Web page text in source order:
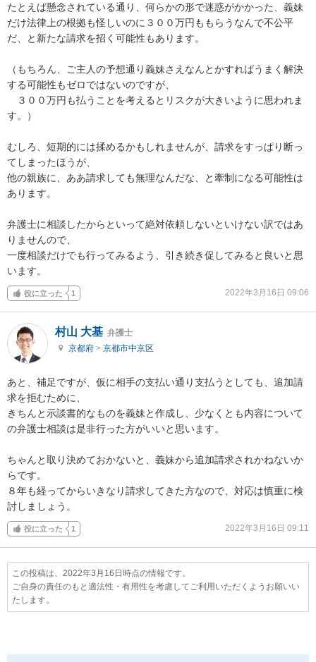
たとえば懸念されている通り、何らかの形で迷惑がかかった、義妹
だけ法律上の根拠も怪しいのに３００万円ももらうなんで不公平
だ、と新たな請求を招く可能性もあります。
（もちろん、ご主人の予想通り義妹さえなんとかすればうまく解決
する可能性もゼロではないのですが、
３００万円も払うことを考えるとリスクが大きいように思われま
す。）
むしろ、短期的には揉めるかもしれませんが、請求をすっぱり断っ
てしまったほうが、
他の親族に、ああ請求しても無理なんだな、と牽制になる可能性は
あります。
弁護士に相談したからといって絶対依頼しないといけない訳ではあ
りませんので、
一度相談だけでも行ってみるよう、引き続き促してみると良いと思
います。
役に立った 1 2022年3月16日 09:06
村山 大基 弁護士
京都府 > 京都市中京区
あと、補足ですが、仮に相手の支払い通り支払うとしても、追加請
求を拒むために、
きちんと示談書的なものを義妹と作成し、少なくとも内容について
の弁護士相談は是非行った方がいいと思います。
ちゃんと取り決めておかないと、義妹から追加請求されかねないか
らです。
８年も経ってからいきなり請求してきた方なので、対応は慎重に検
討しましょう。
役に立った 1 2022年3月16日 09:11
この投稿は、2022年3月16日時点の情報です。
ご自身の責任のもと適法性・有用性を考慮してご利用いただくようお願いい
たします。